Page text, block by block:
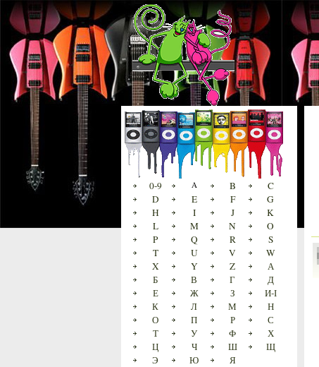
0-9 A B
C
D
E F
G
H
I J
K
L
M N
O
P
Q R
S
T
U V
W
X
Y Z
А
Б
В Г
Д
Е
Ж З
И-І
К
Л М
Н
О
П Р
С
Т
У Ф
Х
Ц
Ч Ш
Щ
Э
Ю Я